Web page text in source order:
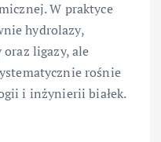
W praktyce
hydrolazy,
ligazy, ale
rośnie
i inżynierii białek.